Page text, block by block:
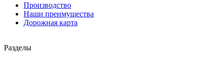
Производство
Наши преимущества
Дорожная карта
Разделы